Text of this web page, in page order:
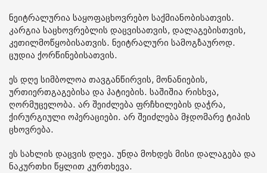
ნეიტრალურია საყოფაცხოვრებო საქმიანობისათვის.
კარგია საცხოვრებლის დაცვისათვის, დალაგებისთვის,
კეთილმოწყობისათვის. ნეიტრალური სამოგზაუროდ.
ცუდია ქორწინებისათვის.
ეს დღე სიმბოლოა თავგანწირვის, მონანიების,
ურთიერთგაგებისა და პატიების. საშიშია რისხვა,
ღორმუცელობა. არ შეიძლება ფრჩხილების დაჭრა,
ქირურგიული ოპერაციები. არ შეიძლება მჯდომარე ტიპის
ცხოვრება.
ეს სახლის დაცვის დღეა. უნდა მოხდეს მისი დალაგება და
ნაკურთხი წყლით კურთხევა.